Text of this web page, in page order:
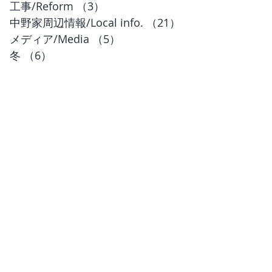
工事/Reform
（3）
中野家周辺情報/Local info.
（21）
メディア/Media
（5）
冬
（6）